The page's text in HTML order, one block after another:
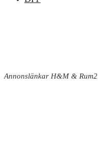
Annonslänkar H&M &